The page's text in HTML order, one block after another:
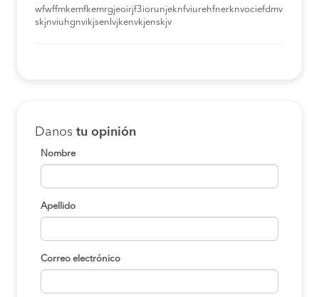
wfwffmkemfkemrgjeoirjf3iorunjeknfviurehfnerknvociefdmv
skjnviuhgnvikjsenlvjkenvkjenskjv
Danos tu opinión
Nombre
Apellido
Correo electrónico